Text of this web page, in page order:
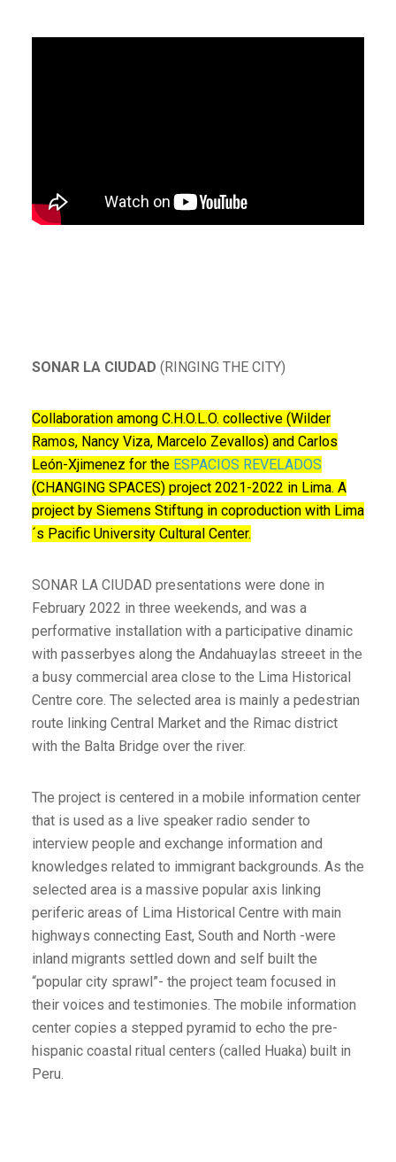
SONAR LA CIUDAD (RINGING THE CITY)
Collaboration among C.H.O.L.O. collective (Wilder
Ramos, Nancy Viza, Marcelo Zevallos) and Carlos
León-Xjimenez for the ESPACIOS REVELADOS
(CHANGING SPACES) project 2021-2022 in Lima. A
project by Siemens Stiftung in coproduction with Lima
´s Pacific University Cultural Center.
SONAR LA CIUDAD presentations were done in
February 2022 in three weekends, and was a
performative installation with a participative dinamic
with passerbyes along the Andahuaylas streeet in the
a busy commercial area close to the Lima Historical
Centre core. The selected area is mainly a pedestrian
route linking Central Market and the Rimac district
with the Balta Bridge over the river.
The project is centered in a mobile information center
that is used as a live speaker radio sender to
interview people and exchange information and
knowledges related to immigrant backgrounds. As the
selected area is a massive popular axis linking
periferic areas of Lima Historical Centre with main
highways connecting East, South and North -were
inland migrants settled down and self built the
“popular city sprawl”- the project team focused in
their voices and testimonies. The mobile information
center copies a stepped pyramid to echo the pre-
hispanic coastal ritual centers (called Huaka) built in
Peru.